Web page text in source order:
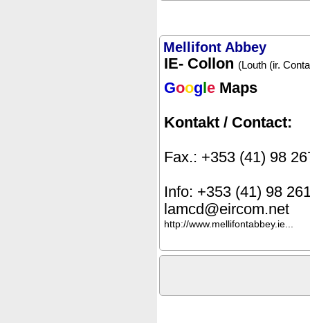
Mellifont Abbey
IE- Collon (Louth (ir.
Goog e Maps
Kontakt / Contact:
Fax.: +353 (41) 98
Info: +353 (41) 98
lamcd@eircom.net
http://www.mellifontabbey.ie...